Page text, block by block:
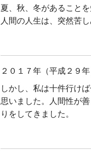
夏、秋、冬があること
人間の人生は、突然苦
２０１７年（平成２９
しかし、私は十件行け
思いました。人間性が
りをしてきました。